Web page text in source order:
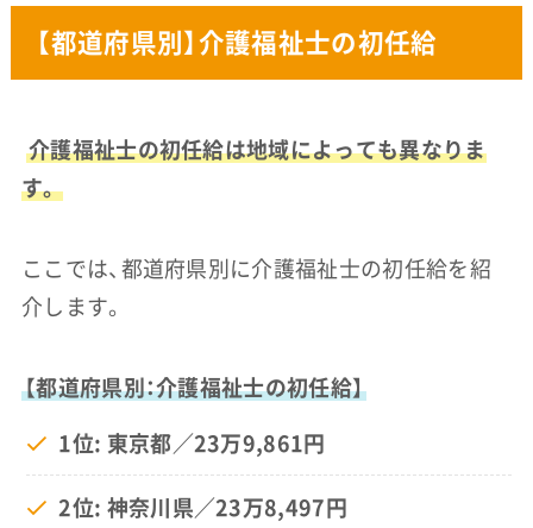
【都道府県別】介護福祉士の初任給
介護福祉士の初任給は地域によっても異なりま
す。
ここでは、都道府県別に介護福祉士の初任給を紹
介します。
【都道府県別：介護福祉士の初任給】
1位: 東京都／23万9,861円
2位: 神奈川県／23万8,497円